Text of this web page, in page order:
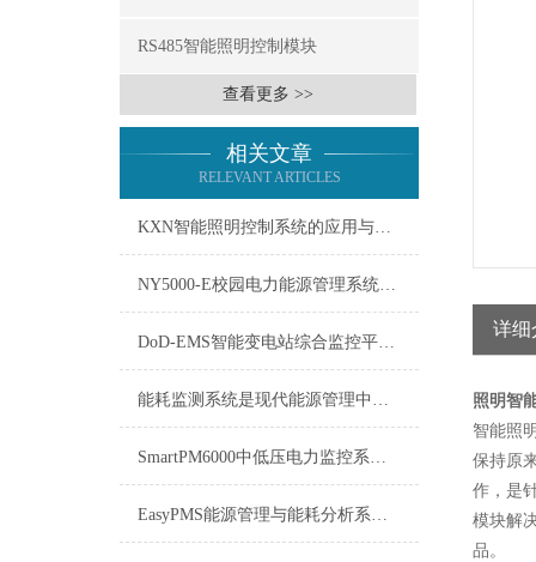
RS485智能照明控制模块
查看更多 >>
相关文章
RELEVANT ARTICLES
KXN智能照明控制系统的应用与发展
NY5000-E校园电力能源管理系统：构建绿色智慧校园的关键一环
DoD-EMS智能变电站综合监控平台介绍
能耗监测系统是现代能源管理中不可少的工具
SmartPM6000中低压电力监控系统：保障电网安全稳定运行的关键技术
EasyPMS能源管理与能耗分析系统-舜高智能技术方案
详细
照明智
智能照
保持原
作，是
模块解
品。